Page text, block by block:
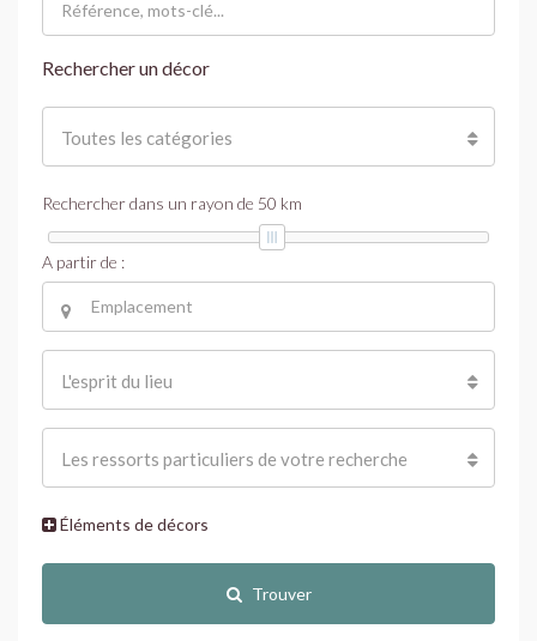
Rechercher un décor
Toutes les catégories
Rechercher dans un rayon de 50 km
A partir de :
L'esprit du lieu
Les ressorts particuliers de votre recherche
Éléments de décors
Trouver